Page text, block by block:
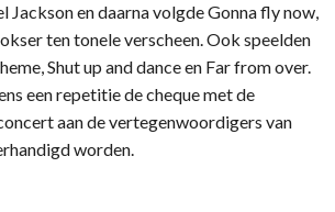
Jackson en daarna volgde Gonna fly now,
ten tonele verscheen. Ook speelden
Shut up and dance en Far from over.
een repetitie de cheque met de
aan de vertegenwoordigers van
worden.